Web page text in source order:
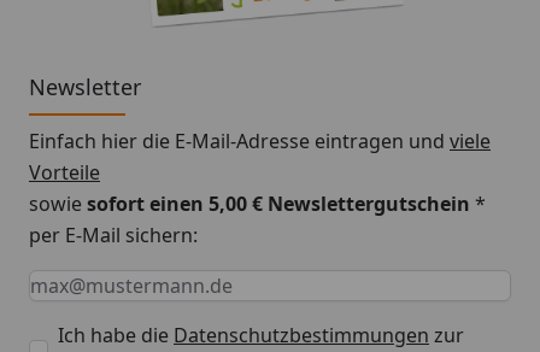
Newsletter
Einfach hier die E-Mail-Adresse eintragen und viele
Vorteile
sowiesofort einen 5,00 € Newslettergutschein *
per E-Mail sichern:
Keine Eingabe erforderlich
Eingabe erforderlich
E-Mail *
Ich habe die Datenschutzbestimmungen zur